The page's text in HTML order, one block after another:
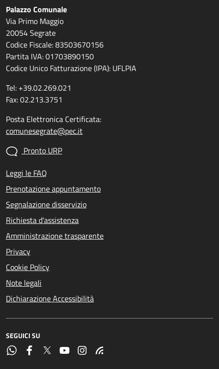
Palazzo Comunale
Via Primo Maggio
20054 Segrate
Codice Fiscale: 83503670156
Partita IVA: 01703890150
Codice Unico Fatturazione (IPA): UFLPIA
Tel: +39.02.269.021
Fax: 02.213.3751
Posta Elettronica Certificata:
comunesegrate@pec.it
Pronto URP
Leggi le FAQ
Prenotazione appuntamento
Segnalazione disservizio
Richiesta d'assistenza
Amministrazione trasparente
Privacy
Cookie Policy
Note legali
Dichiarazione Accessibilità
SEGUICI SU